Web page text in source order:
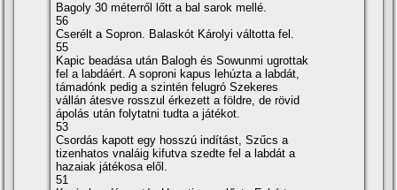
Bagoly 30 méterről lőtt a bal sarok mellé.
56
Cserélt a Sopron. Balaskót Károlyi váltotta fel.
55
Kapic beadása után Balogh és Sowunmi ugrottak
fel a labdáért. A soproni kapus lehúzta a labdát,
támadónk pedig a szintén felugró Szekeres
vállán átesve rosszul érkezett a földre, de rövid
ápolás után folytatni tudta a játékot.
53
Csordás kapott egy hosszú indí­tást, Szűcs a
tizenhatos vnaláig kifutva szedte fel a labdát a
hazaiak játékosa elől.
51